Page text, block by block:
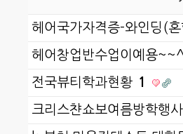
헤어국가자격증-와인딩(혼
헤어창업반수업이예용
전국뷰티학과현황 1
크리스챤쇼보여름방학행